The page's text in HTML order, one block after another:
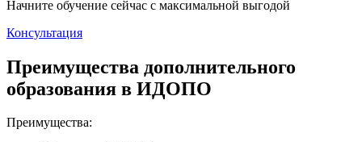
Начните обучение сейчас с максимальной выгодой
Консультация
Преимущества дополнительного
образования в ИДОПО
Преимущества: